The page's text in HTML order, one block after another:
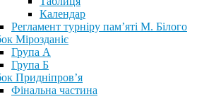
Календар
Регламент турніру пам’яті М. Білого
Мірозданіє
Група А
Група Б
Придніпров’я
Фінальна частина